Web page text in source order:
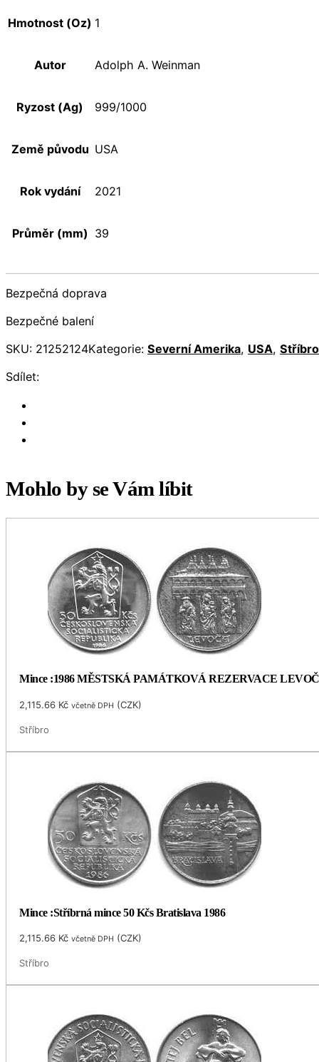
Hmotnost (Oz) 1
Autor Adolph A. Weinman
Ryzost (Ag) 999/1000
Země původu USA
Rok vydání 2021
Průměr (mm) 39
Bezpečná doprava
Bezpečné balení
SKU: 21252124Kategorie: Severní Amerika, USA, Stříbro
Sdílet:
Mohlo by se Vám líbit
Mince :1986 MĚSTSKÁ PAMÁTKOVÁ REZERVACE
2,115.66 Kč včetně DPH (CZK)
Stříbro
Mince :Stříbrná mince 50 Kčs Bratislava 1986
2,115.66 Kč včetně DPH (CZK)
Stříbro